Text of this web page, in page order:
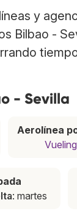
y
Bilbao -
- Sevilla
Aerolínea
Vueling
: martes